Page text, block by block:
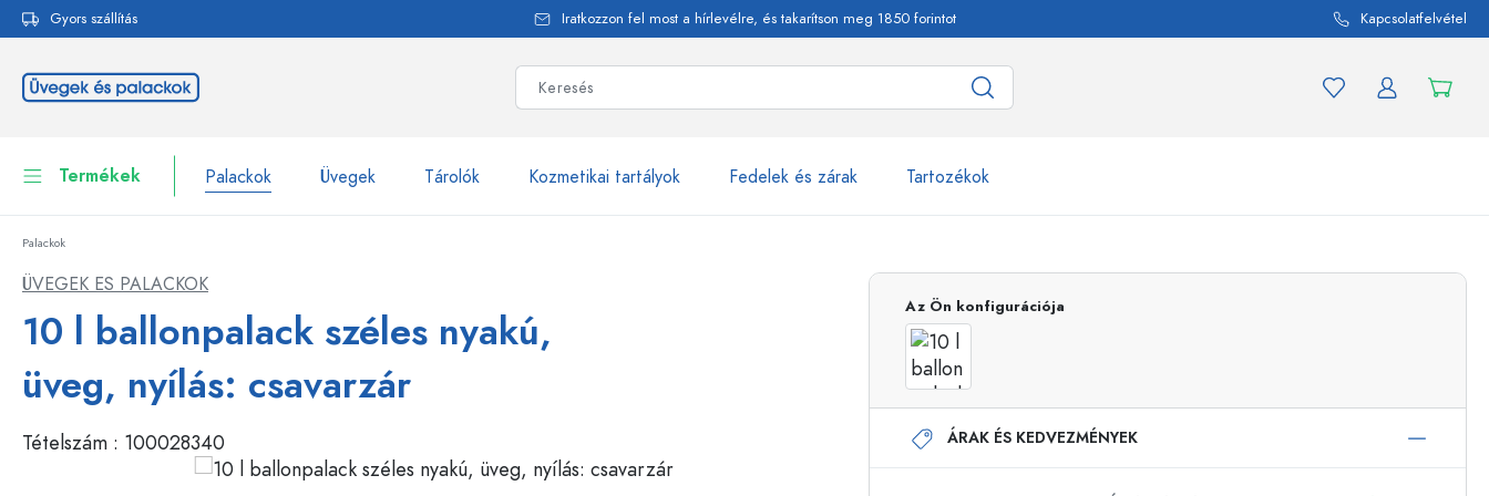
Ugrás a fő navigációhoz
Gyors szállítás Iratkozzon fel most a hírlevélre, és takarítson meg 1850 forintot Kapcsolatfelvétel
Termékek Palackok Üvegek Tárolók Kozmetikai tartályok Fedelek és zárak Tartozékok
Üvegek
Edények
Kozmetikai tartályok
Palackok márka szerint
WECK-palackok
Csatos üvegpalackok
Szórópalackok
Airless adagolók
Roll-on palackok
A befőttes üvegekhez
Palackok
ÜVEGEK ES PALACKOK
10 l ballonpalack széles nyakú,
üveg, nyílás: csavarzár
Tételszám : 100028340
Az Ön konfigurációja
ÁRAK ÉS KEDVEZMÉNYEK